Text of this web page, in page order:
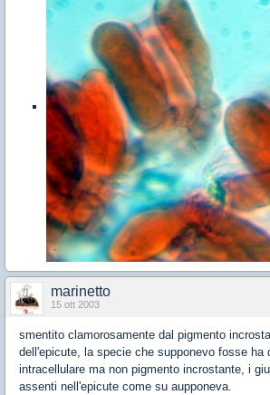
marinetto
15 ott 2003
smentito clamorosamente dal pigmento
dell'epicute, la specie che supponevo fosse ha
intracellulare ma non pigmento incrostante, i
assenti nell'epicute come su aupponeva.